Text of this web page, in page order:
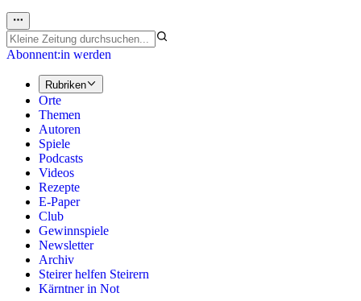
Abonnent:in werden
Rubriken
Orte
Themen
Autoren
Spiele
Podcasts
Videos
Rezepte
E-Paper
Club
Gewinnspiele
Newsletter
Archiv
Steirer helfen Steirern
Kärntner in Not